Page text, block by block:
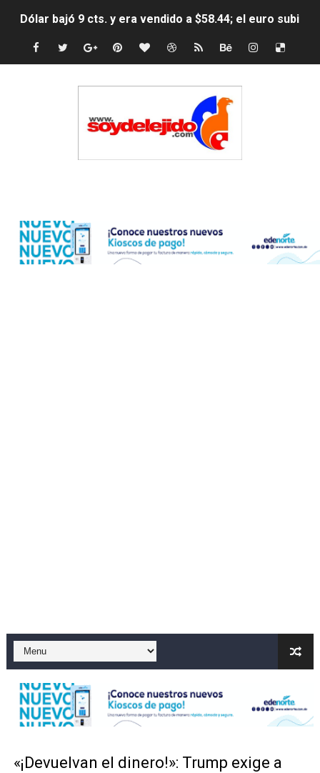
Dólar bajó 9 cts. y era vendido a $58.44; el euro subió a
EDENORTE impulsa el desarrollo energético del
Dólar bajó 9 cts. y era vendido a $58.53; el euro sigue a
Nuevo Código Penal entra en vigor en República
Gobierno español afirma retorno de 70.000 migrantes
Familia relata angustia tras explosión de tanque de
Indomet pronostica temperaturas de hasta 35 °C para
JAPY VERDEI MISS MICHELL ROSARIO
JAPY VERDEI MR. EDDY OLIVO
«¡Devuelvan el dinero!»: Trump exige a